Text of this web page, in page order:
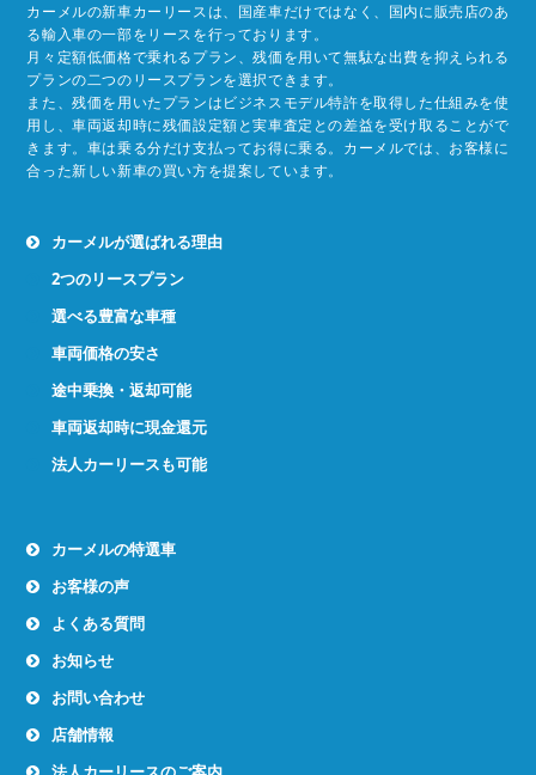
カーメルの新車カーリースは、国産車だけではなく、国内に販売店のあ
る輸入車の一部をリースを行っております。
月々定額低価格で乗れるプラン、残価を用いて無駄な出費を抑えられる
プランの二つのリースプランを選択できます。
また、残価を用いたプランはビジネスモデル特許を取得した仕組みを使
用し、車両返却時に残価設定額と実車査定との差益を受け取ることがで
きます。車は乗る分だけ支払ってお得に乗る。カーメルでは、お客様に
合った新しい新車の買い方を提案しています。
カーメルが選ばれる理由
2つのリースプラン
選べる豊富な車種
車両価格の安さ
途中乗換・返却可能
車両返却時に現金還元
法人カーリースも可能
カーメルの特選車
お客様の声
よくある質問
お知らせ
お問い合わせ
店舗情報